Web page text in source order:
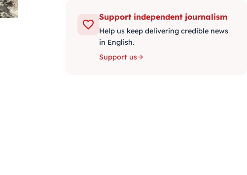
Support independent journalism
Help us keep delivering credible news
in English.
Support us